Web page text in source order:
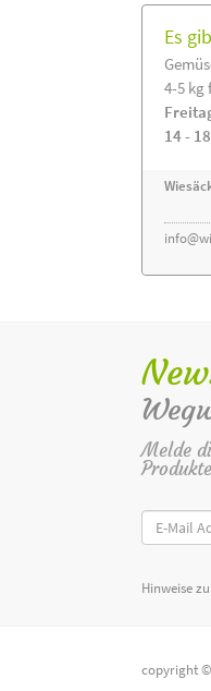
Es
4-5 kg
14 -
Melde
Hinweise
copyright ©